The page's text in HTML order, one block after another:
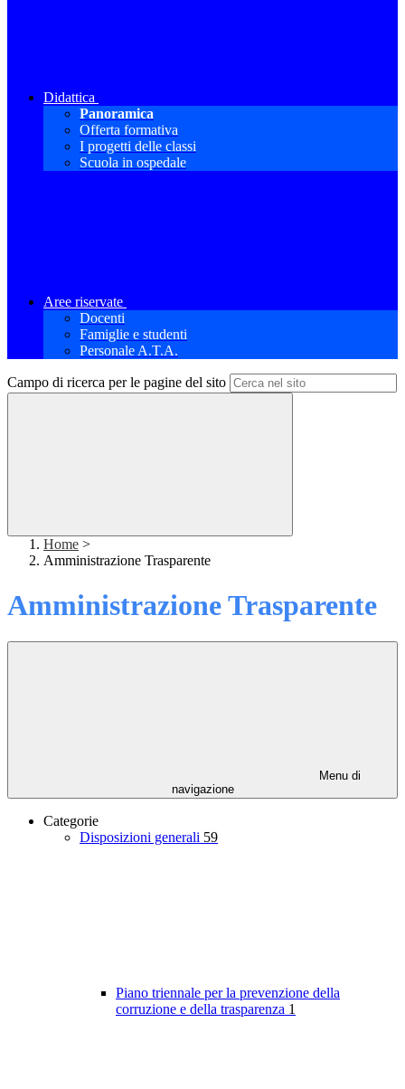
Didattica
Panoramica
Offerta formativa
I progetti delle classi
Scuola in ospedale
Aree riservate
Docenti
Famiglie e studenti
Personale A.T.A.
Campo di ricerca per le pagine del sito
Home >
Amministrazione Trasparente
Amministrazione Trasparente
Menu di
navigazione
Categorie
Disposizioni generali 59
Piano triennale per la prevenzione della
corruzione e della trasparenza 1